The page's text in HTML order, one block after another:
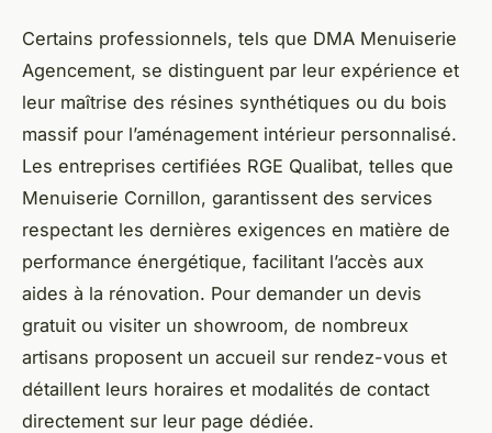
Certains professionnels, tels que DMA Menuiserie
Agencement, se distinguent par leur expérience et
leur maîtrise des résines synthétiques ou du bois
massif pour l’aménagement intérieur personnalisé.
Les entreprises certifiées RGE Qualibat, telles que
Menuiserie Cornillon, garantissent des services
respectant les dernières exigences en matière de
performance énergétique, facilitant l’accès aux
aides à la rénovation. Pour demander un devis
gratuit ou visiter un showroom, de nombreux
artisans proposent un accueil sur rendez-vous et
détaillent leurs horaires et modalités de contact
directement sur leur page dédiée.